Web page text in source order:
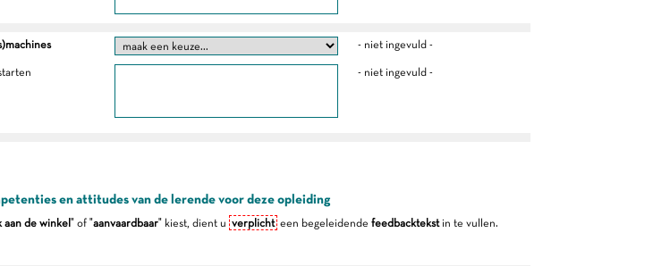
- niet ingevuld -
- niet ingevuld -
en attitudes van de lerende voor deze opleiding
aan de winkel " of "aanvaardbaar" kiest, dient u verplichteen begeleidende feedbacktekstin te vullen.